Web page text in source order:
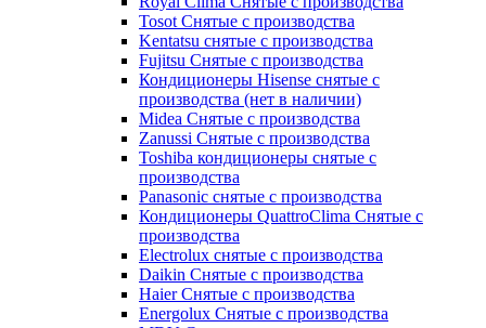
Tosot Снятые с производства
Kentatsu снятые с производства
Fujitsu Снятые с производства
Кондиционеры Hisense снятые с
производства (нет в наличии)
Midea Снятые с производства
Zanussi Снятые с производства
Toshiba кондиционеры снятые с
производства
Panasonic снятые с производства
Кондиционеры QuattroClima Снятые с
производства
Electrolux снятые с производства
Daikin Снятые с производства
Haier Снятые с производства
Energolux Снятые с производства